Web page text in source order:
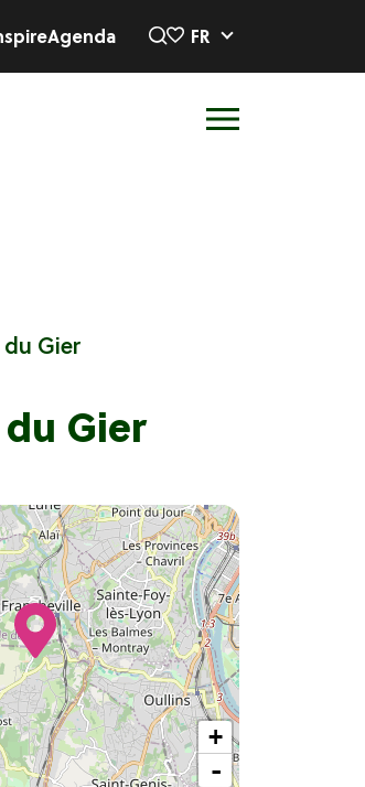
Agenda FR
Gier
Gier
+
-